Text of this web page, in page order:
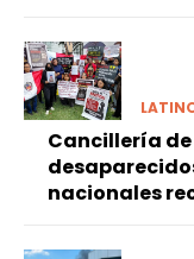
Cancillería
nacionales